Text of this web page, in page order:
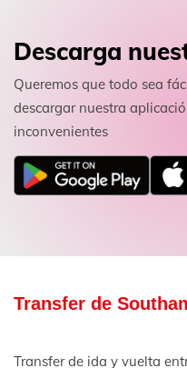
Descarga
Queremos que todo sea
descargar nuestra
inconvenientes
Transfer de
Transfer de ida y vuelta